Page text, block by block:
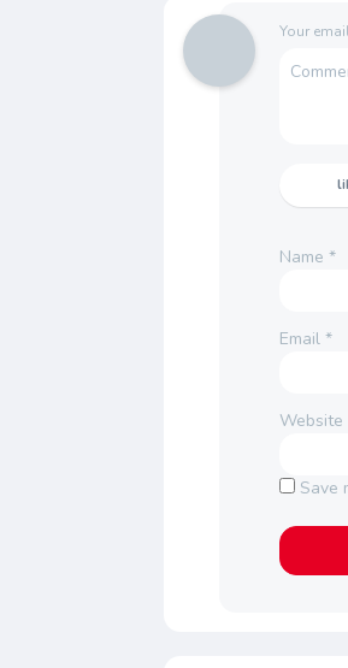
Your
Name*
Email*
Website
Save